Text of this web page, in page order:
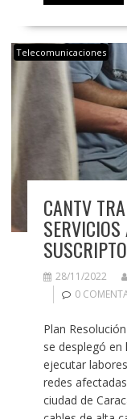
Telecomunicaciones
CANTV
28/11/2022
0
Plan
se desplegó en
ejecutar
redes
ciudad de